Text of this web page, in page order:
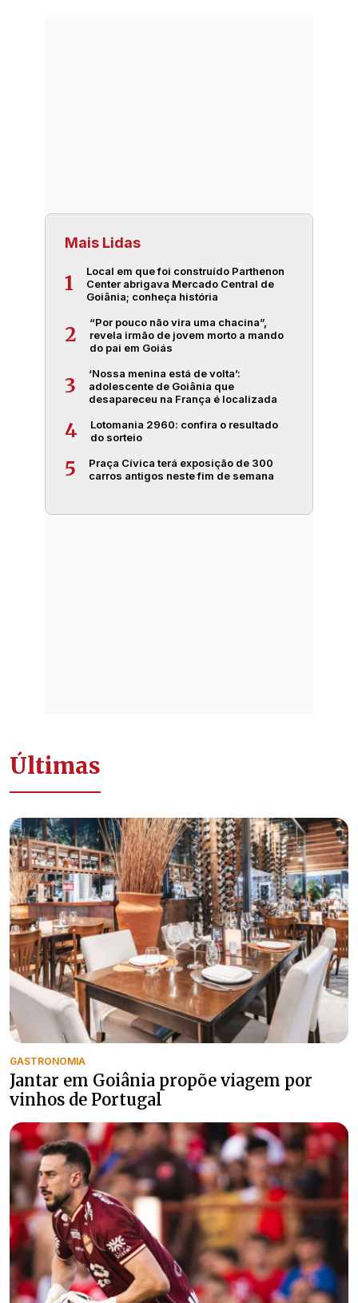
Mais Lidas
1
Local em que foi construído Parthenon
Center abrigava Mercado Central de
Goiânia; conheça história
2
“Por pouco não vira uma chacina”,
revela irmão de jovem morto a mando
do pai em Goiás
3
‘Nossa menina está de volta’:
adolescente de Goiânia que
desapareceu na França é localizada
4
Lotomania 2960: confira o resultado
do sorteio
5
Praça Cívica terá exposição de 300
carros antigos neste fim de semana
Últimas
GASTRONOMIA
Jantar em Goiânia propõe viagem por
vinhos de Portugal